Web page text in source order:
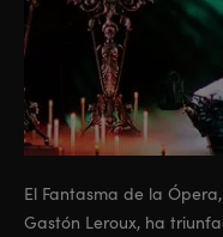
El Fantasma de la
Gastón Leroux, ha